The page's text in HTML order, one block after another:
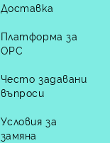
Доставка
Платформа за
ОРС
Често задавани
въпроси
Условия за
замяна